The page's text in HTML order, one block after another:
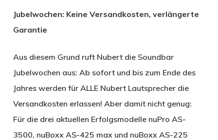
Jubelwochen: Keine Versandkosten, verlängerte
Garantie
Aus diesem Grund ruft Nubert die Soundbar
Jubelwochen aus: Ab sofort und bis zum Ende des
Jahres werden für ALLE Nubert Lautsprecher die
Versandkosten erlassen! Aber damit nicht genug:
Für die drei aktuellen Erfolgsmodelle nuPro AS-
3500, nuBoxx AS-425 max und nuBoxx AS-225